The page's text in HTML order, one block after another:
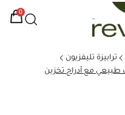
0
ترابيزة تليفزيون
طبيعي مع أدراج تخزين